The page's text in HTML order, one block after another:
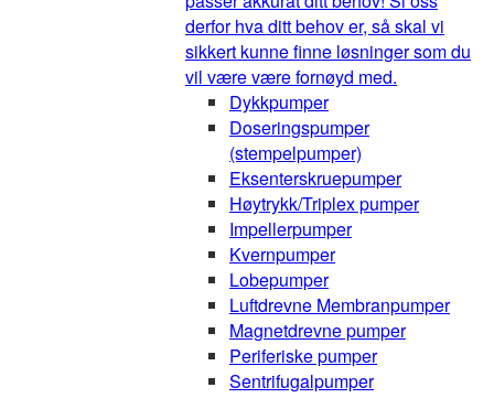
derfor hva ditt behov er, så skal vi
sikkert kunne finne løsninger som du
vil være være fornøyd med.
Dykkpumper
Doseringspumper
(stempelpumper)
Eksenterskruepumper
Høytrykk/Triplex pumper
Impellerpumper
Kvernpumper
Lobepumper
Luftdrevne Membranpumper
Magnetdrevne pumper
Periferiske pumper
Sentrifugalpumper